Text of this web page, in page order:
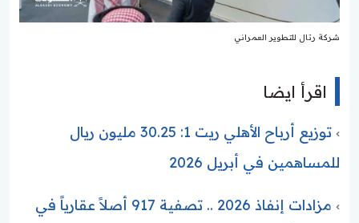
شركة رتال للتطوير العمراني
اقرأ ايضا
توزيع أرباح الأهلي ريت 1: 30.25 مليون ريال
للمساهمين في أبريل 2026
مزادات إنفاذ 2026 .. تصفية 917 أصلاً عقارياً في